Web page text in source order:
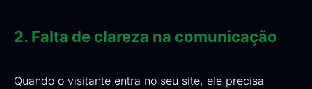
2. Falta de clareza na comunicação
Quando o visitante entra no seu site, ele precisa